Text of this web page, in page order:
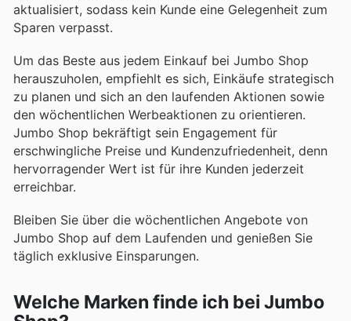
aktualisiert, sodass kein Kunde eine Gelegenheit zum
Sparen verpasst.
Um das Beste aus jedem Einkauf bei Jumbo Shop
herauszuholen, empfiehlt es sich, Einkäufe strategisch
zu planen und sich an den laufenden Aktionen sowie
den wöchentlichen Werbeaktionen zu orientieren.
Jumbo Shop bekräftigt sein Engagement für
erschwingliche Preise und Kundenzufriedenheit, denn
hervorragender Wert ist für ihre Kunden jederzeit
erreichbar.
Bleiben Sie über die wöchentlichen Angebote von
Jumbo Shop auf dem Laufenden und genießen Sie
täglich exklusive Einsparungen.
Welche Marken finde ich bei Jumbo